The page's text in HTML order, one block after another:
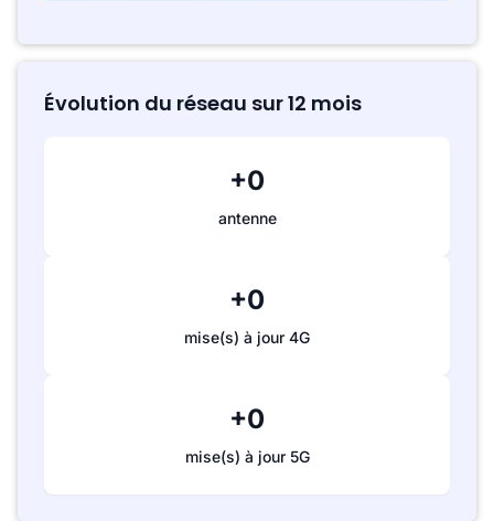
Évolution du réseau sur 12 mois
+0
antenne
+0
mise(s) à jour 4G
+0
mise(s) à jour 5G